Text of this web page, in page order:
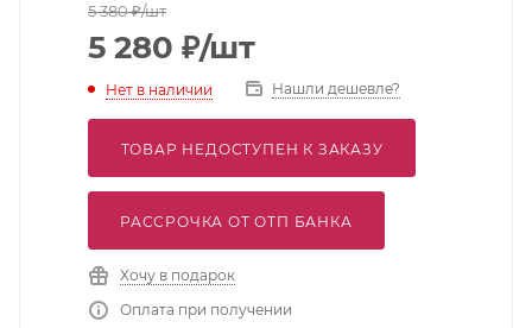
5 380₽/шт
5 280 ₽/шт
Нет в наличии Нашли дешевле?
ТОВАР НЕДОСТУПЕН К ЗАКАЗУ
РАССРОЧКА ОТ ОТП БАНКА
Хочу в подарок
Оплата при получении